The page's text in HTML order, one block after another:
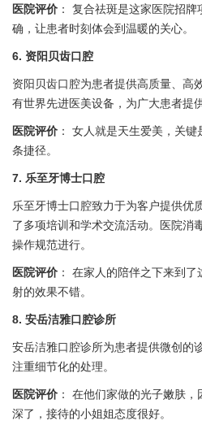
医院评价 ： 复合祛斑是这家医院招
确，让患者时刻体会到温暖的关心。
6. 资阳贝齿口腔
资阳贝齿口腔为患者提供高质量、高
有世界先进医美设备，为广大患者提
医院评价 ： 女人就是天生爱美，关
条捷径。
7. 乐至牙博士口腔
乐至牙博士口腔致力于为客户提供优
了多项培训和学术交流活动。医院消
操作规范进行。
医院评价 ： 在家人的陪伴之下来到
射的效果不错。
8. 安岳洁雅口腔诊所
安岳洁雅口腔诊所为患者提供微创的
注重细节化的处理。
医院评价 ： 在他们家做的光子嫩肤
深了，接待的小姐姐态度很好。